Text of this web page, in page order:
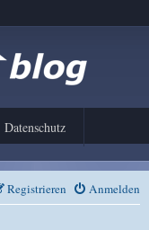
Datenschutz
Anmelden
Registrieren